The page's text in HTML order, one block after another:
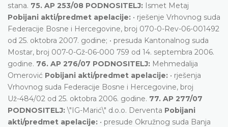
stana. 75. AP 253/08 PODNOSITELJ: Ismet Metaj
Pobijani akti/predmet apelacije: • rješenje Vrhovnog suda
Federacije Bosne i Hercegovine, broj 070-0-Rev-06-001492
od 25. oktobra 2007. godine; • presuda Kantonalnog suda
Mostar, broj 007-0-Gž-06-000 759 od 14. septembra 2006.
godine. 76. AP 276/07 PODNOSITELJ: Mehmedalija
Omerović Pobijani akti/predmet apelacije: • rješenja
Vrhovnog suda Federacije Bosne i Hercegovine, broj
Už-484/02 od 25. oktobra 2006. godine. 77. AP 277/07
PODNOSITELJ:\"IG-Marić\" d.o.o. Derventa Pobijani
akti/predmet apelacije: • presude Okružnog suda Banja